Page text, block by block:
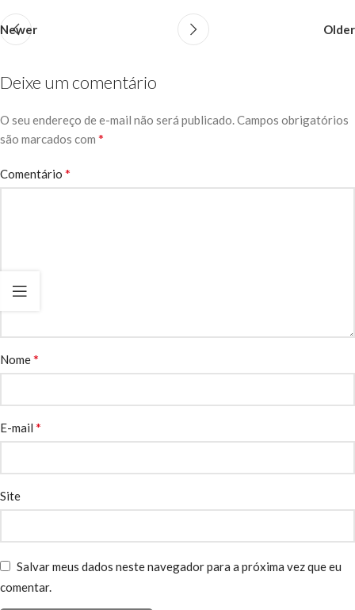
Newer Older
Deixe um comentário
O seu endereço de e-mail não será publicado.Campos obrigatórios
são marcados com *
Comentário *
Nome*
E-mail *
Site
Salvar meus dados neste navegador para a próxima vez que eu
comentar.